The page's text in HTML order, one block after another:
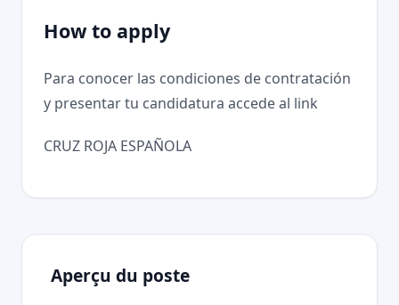
How to apply
Para conocer las condiciones de contratación
y presentar tu candidatura accede al link
CRUZ ROJA ESPAÑOLA
Aperçu du poste